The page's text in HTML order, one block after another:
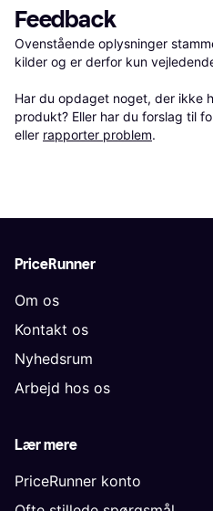
Feedback
Ovenstående oplysninger
kilder og er derfor kun
Har du opdaget noget, der ikke
produkt? Eller har du forslag til
eller rapporter problem.
PriceRunner
Om os
Kontakt os
Nyhedsrum
Arbejd hos os
Lær mere
PriceRunner konto